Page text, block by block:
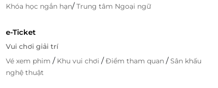
Khóa học ngắn hạn/Trung tâm Ngoại ngữ
e-Ticket
Vui chơi giải trí
Vé xem phim / Khu vui chơi /Điểm tham quan /Sân khấu
nghệ thuật